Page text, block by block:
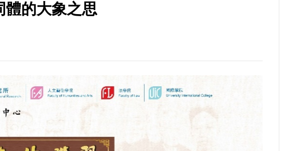
體的大象之思